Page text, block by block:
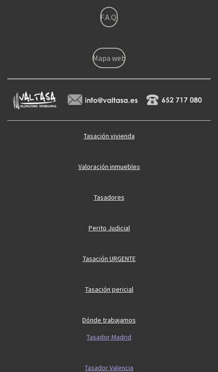
F.A.Q.
Mapa web
Tasación vivienda
Valoración inmuebles
Tasadores
Perito Judicial
Tasación URGENTE
Tasación pericial
Dónde trabajamos
Tasador Madrid
Tasador Valencia